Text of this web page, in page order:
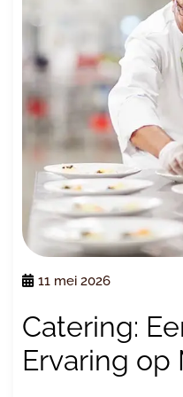
11 mei 2026
Catering:
Ervaring op